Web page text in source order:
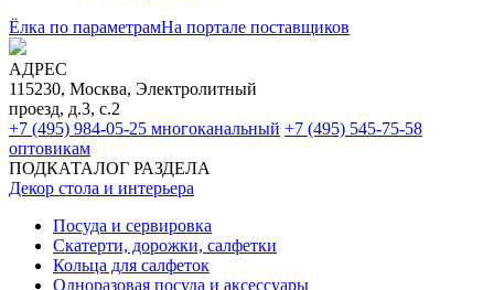
Ёлка по параметрамНа портале поставщиков
АДРЕС
115230, Москва, Электролитный
проезд, д.3, с.2
+7 (495) 984-05-25 многоканальный +7 (495) 545-75-58
оптовикам
ПОДКАТАЛОГ РАЗДЕЛА
Декор стола и интерьера
Посуда и сервировка
Скатерти, дорожки, салфетки
Кольца для салфеток
Одноразовая посуда и аксессуары